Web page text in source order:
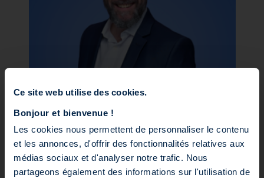
Ce site web utilise des cookies.
Bonjour et bienvenue !
Les cookies nous permettent de personnaliser le contenu
et les annonces, d'offrir des fonctionnalités relatives aux
médias sociaux et d'analyser notre trafic. Nous
partageons également des informations sur l'utilisation de
Laurent GHILARDI
Directeur de gestion